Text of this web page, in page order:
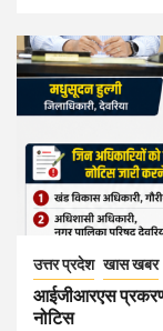
उत्तर प्रदेश खास खबर
आईजीआरएस
नोटिस